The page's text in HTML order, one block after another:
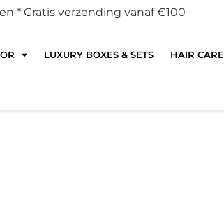
* Gratis verzending vanaf €100
LUXURY BOXES & SETS HAIR CARE